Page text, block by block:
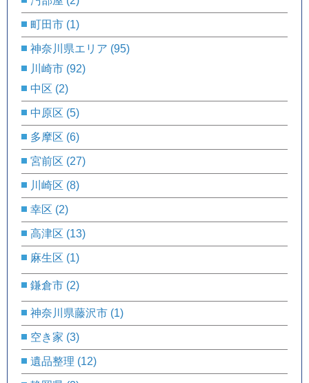
町田市 (1)
神奈川県エリア (95)
川崎市 (92)
中区 (2)
中原区 (5)
多摩区 (6)
宮前区 (27)
川崎区 (8)
幸区 (2)
高津区 (13)
麻生区 (1)
鎌倉市 (2)
神奈川県藤沢市 (1)
空き家 (3)
遺品整理 (12)